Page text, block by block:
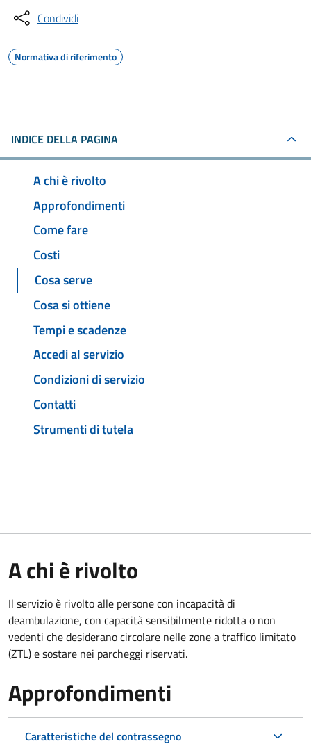
Condividi
Normativa di riferimento
INDICE DELLA PAGINA
A chi è rivolto
Approfondimenti
Come fare
Costi
Cosa serve
Cosa si ottiene
Tempi e scadenze
Accedi al servizio
Condizioni di servizio
Contatti
Strumenti di tutela
A chi è rivolto
Il servizio è rivolto alle persone con incapacità di
deambulazione, con capacità sensibilmente ridotta o non
vedenti che desiderano circolare nelle zone a traffico limitato
(ZTL) e sostare nei parcheggi riservati.
Approfondimenti
Caratteristiche del contrassegno